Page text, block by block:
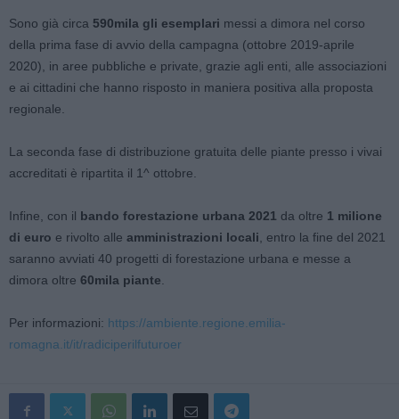
Sono già circa 590mila gli esemplari messi a dimora nel corso
della prima fase di avvio della campagna (ottobre 2019-aprile
2020), in aree pubbliche e private, grazie agli enti, alle associazioni
e ai cittadini che hanno risposto in maniera positiva alla proposta
regionale.
La seconda fase di distribuzione gratuita delle piante presso i vivai
accreditati è ripartita il 1^ ottobre.
Infine, con il bando forestazione urbana 2021 da oltre 1 milione
di euro e rivolto alle amministrazioni locali , entro la fine del 2021
saranno avviati 40 progetti di forestazione urbana e messe a
dimora oltre 60mila piante
Per informazioni: https://ambiente.regione.emilia-
romagna.it/it/radiciperilfuturoer